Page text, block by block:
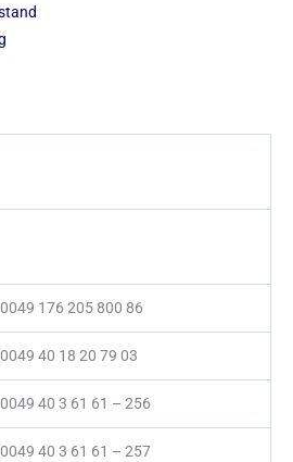
0049 176 205 800 86
0049 40 18 20 79 03
0049 40 3 61 61 – 256
0049 40 3 61 61 – 257